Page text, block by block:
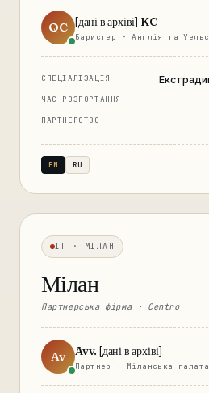
QC [дані в архіві] KC
Баристер · Англія та
СПЕЦІАЛІЗАЦІЯ
ЧАС РОЗГОРТАННЯ
ПАРТНЕРСТВО
EN RU
IT · МІЛАН
Мілан
Партнерська фірма · Centro
Av Avv. [дані в архіві]
Партнер · Міланська